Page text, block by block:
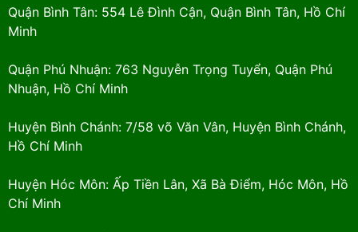
Quận Bình Tân: 554 Lê Đình Cận, Quận Bình Tân, Hồ Chí
Minh
Quận Phú Nhuận: 763 Nguyễn Trọng Tuyển, Quận Phú
Nhuận, Hồ Chí Minh
Huyện Bình Chánh: 7/58 võ Văn Vân, Huyện Bình Chánh,
Hồ Chí Minh
Huyện Hóc Môn: Ấp Tiền Lân, Xã Bà Điểm, Hóc Môn, Hồ
Chí Minh